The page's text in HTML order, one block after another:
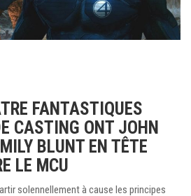
FANTASTIQUES
CASTING ONT JOHN
BLUNT EN TÊTE
LE MCU
solennellement à cause les principes